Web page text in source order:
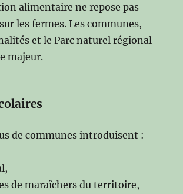
alimentaire ne repose pas
les fermes. Les communes,
et le Parc naturel régional
majeur.
de communes introduisent :
de maraîchers du territoire,